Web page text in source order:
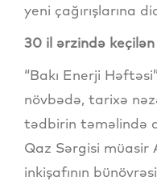
yeni çağırışlarına
30 il ərzində
“Bakı Enerji
növbədə, tarixə
tədbirin təməlində
Qaz Sərgisi müasir
inkişafının